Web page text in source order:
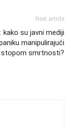
Next article
kako su javni mediji
manipulirajući
stopom smrtnosti?